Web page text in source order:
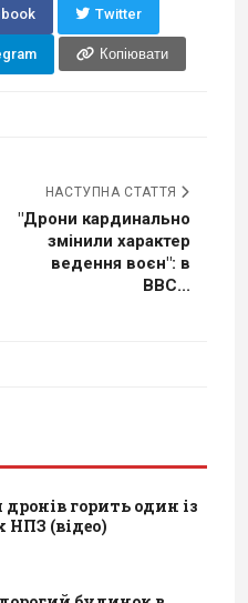
Twitter
Копіювати
НАСТУПНА СТАТТЯ
"Дрони кардинально
змінили характер
ведення воєн": в
BBC...
горить один із
НПЗ (відео)